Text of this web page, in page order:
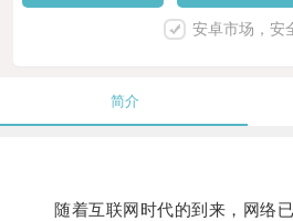
安卓市场，安
简介
随着互联网时代的到来，网络已